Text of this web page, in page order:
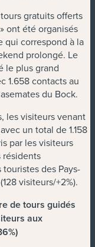
gratuits offerts
ont été organisés
qui correspond à la
prolongé. Le
le plus grand
1.658 contacts au
du Bock.
les visiteurs venant
un total de 1.158
par les visiteurs
résidents
des Pays-
visiteurs/+2%).
de tours guidés
aux